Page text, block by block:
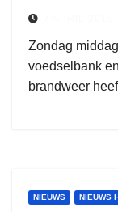
Zondag
voedselbank
brandweer
NIEUWS NIEUWS